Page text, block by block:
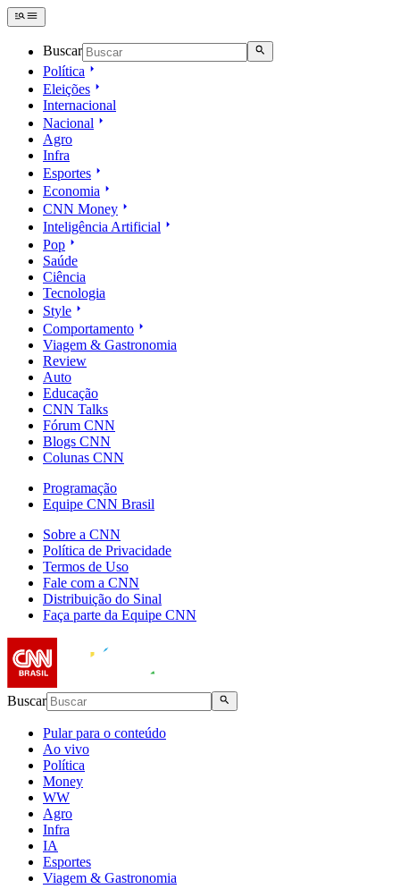
Buscar
Política
Eleições
Internacional
Nacional
Agro
Infra
Esportes
Economia
CNN Money
Inteligência Artificial
Pop
Saúde
Ciência
Tecnologia
Style
Comportamento
Viagem & Gastronomia
Review
Auto
Educação
CNN Talks
Fórum CNN
Blogs CNN
Colunas CNN
Programação
Equipe CNN Brasil
Sobre a CNN
Política de Privacidade
Termos de Uso
Fale com a CNN
Distribuição do Sinal
Faça parte da Equipe CNN
Buscar
Pular para o conteúdo
Ao vivo
Política
Money
WW
Agro
Infra
IA
Esportes
Viagem & Gastronomia